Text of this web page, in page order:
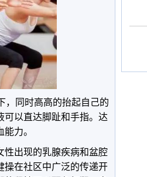
，同时高高的抬起自己的
可以直达脚趾和手指。达
力。
性出现的乳腺疾病和盆腔
操在社区中广泛的传递开